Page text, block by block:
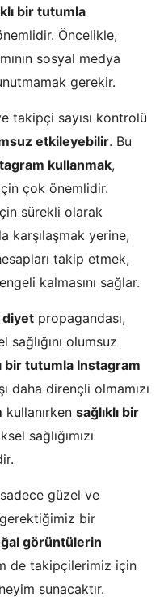
bir tutumla
Öncelikle,
sosyal medya
gerekir.
takipçi sayısı kontrolü
etkileyebilir. Bu
kullanmak,
çok önemlidir.
sürekli olarak
karşılaşmak yerine,
takip etmek,
kalmasını sağlar.
diyet propagandası,
sağlığını olumsuz
bir tutumla Instagram
daha dirençli olmamızı
kullanırken sağlıklı bir
sağlığımızı
sadece güzel ve
gerektiğimiz bir
görüntülerin
de takipçilerimiz için
sunacaktır.